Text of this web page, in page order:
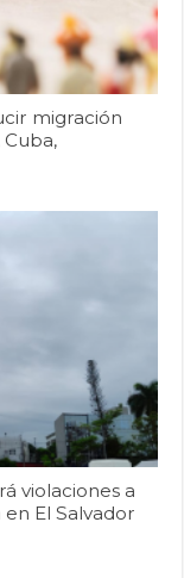
migración
violaciones a
El Salvador